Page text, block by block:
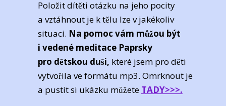
Položit dítěti otázku na jeho pocity
a vztáhnout je k tělu lze v jakékoliv
situaci. Na pomoc vám můžou být
i vedené meditace Paprsky
pro dětskou duši, které jsem pro děti
vytvořila ve formátu mp3. Omrknout je
a pustit si ukázku můžete TADY>>>.